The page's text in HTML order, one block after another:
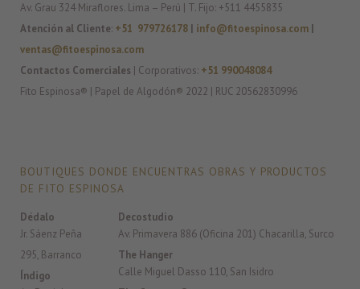
Av. Grau 324 Miraflores. Lima – Perú | T. Fijo: +511 4455835
Atención al Cliente: +51 979726178 | info@fitoespinosa.com |
ventas@fitoespinosa.com
Contactos Comerciales | Corporativos: +51 990048084
Fito Espinosa® | Papel de Algodón® 2022 | RUC 20562830996
BOUTIQUES DONDE ENCUENTRAS OBRAS Y PRODUCTOS
DE FITO ESPINOSA
Dédalo
Jr. Sáenz Peña
295, Barranco
Índigo
Decostudio
Av. Primavera 886 (Oficina 201) Chacarilla, Surco
The Hanger
Calle Miguel Dasso 110, San Isidro